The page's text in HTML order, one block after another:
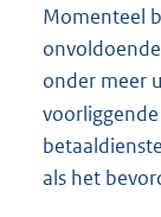
Momenteel
onder meer
als het